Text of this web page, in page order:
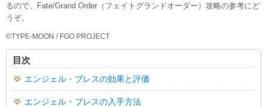
るので、Fate/Grand Order（フェイトグランドオーダー）攻略の参考にど
うぞ。
©TYPE-MOON / FGO PROJECT
目次
エンジェル・ブレスの効果と評価
エンジェル・ブレスの入手方法